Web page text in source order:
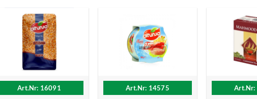
Art.Nr: 16091 Art.Nr: 14575 Art.Nr: